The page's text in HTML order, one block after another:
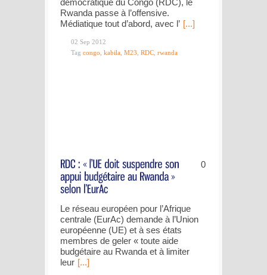
démocratique du Congo (RDC), le
Rwanda passe à l’offensive.
Médiatique tout d’abord, avec l’ [...]
02 Sep 2012
Tag congo kabila M23 RDC rwanda
0
Le réseau européen pour l’Afrique
centrale (EurAc) demande à l’Union
européenne (UE) et à ses états
membres de geler « toute aide
budgétaire au Rwanda et à limiter
leur [...]